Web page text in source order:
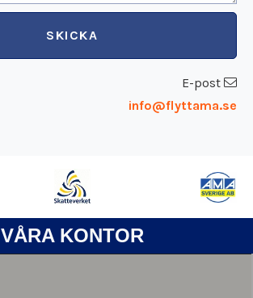
SKICKA
E-post
info@flyttama.se
VÅRA KONTOR